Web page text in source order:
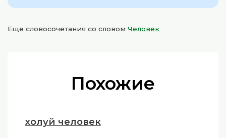
Еще словосочетания со словомЧеловек
Похожие
холуй человек